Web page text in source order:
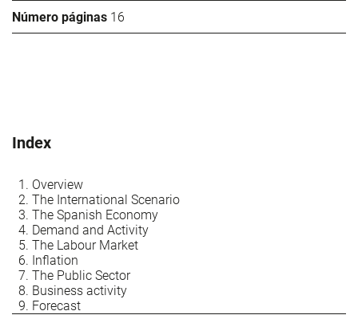
Número páginas 16
Index
Overview
The International Scenario
The Spanish Economy
Demand and Activity
The Labour Market
Inflation
The Public Sector
Business activity
Forecast